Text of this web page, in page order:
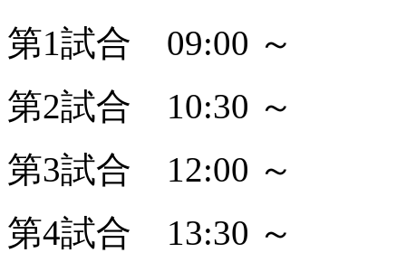
第1試合 09:00 ～
第2試合 10:30 ～
第3試合 12:00 ～
第4試合 13:30 ～